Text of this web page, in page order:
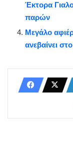
Έκτορα
παρών
Μεγάλο
ανεβαίνει